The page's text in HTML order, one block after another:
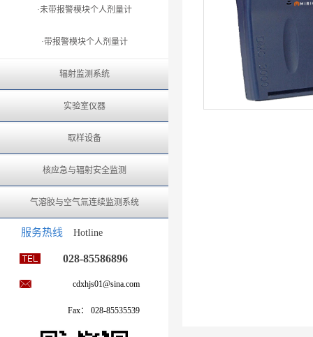
·未带报警模块个人剂量计
·带报警模块个人剂量计
辐射监测系统
实验室仪器
取样设备
核应急与辐射安全监测
气溶胶与空气氚连续监测系统
服务热线 Hotline
028-85586896
cdxhjs01@sina.com
Fax： 028-85535539